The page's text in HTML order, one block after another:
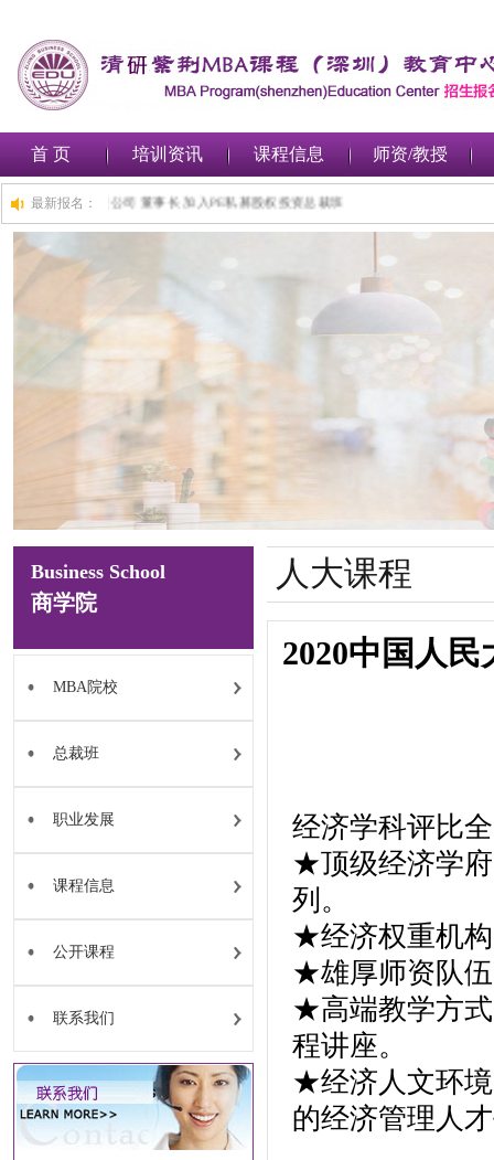
首 页 培训资讯 课程信息 师资/教授
最新报名：
圳***金融集团有限公司 董事长 加入PE私募股权投资总裁班
Business School
商学院
MBA院校
总裁班
职业发展
课程信息
公开课程
联系我们
人大课程
2020中国人
经济学科评比
★顶级经济学
列。
★经济权重机
★雄厚师资队
★高端教学方
程讲座。
★经济人文环境
的经济管理人